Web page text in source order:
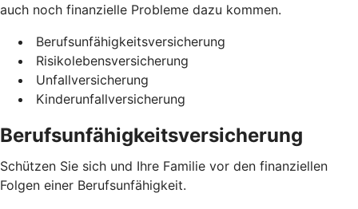
auch noch finanzielle Probleme dazu kommen.
Berufsunfähigkeitsversicherung
Risikolebensversicherung
Unfallversicherung
Kinderunfallversicherung
Berufsunfähigkeitsversicherung
Schützen Sie sich und Ihre Familie vor den finanziellen
Folgen einer Berufsunfähigkeit.